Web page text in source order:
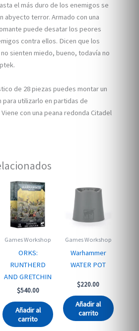
el más duro de los enemigos se
abyecto terror. Armado con una
puede desatar los peores
contra ellos. Dicen que los
sienten miedo, bueno, todavía no
de 28 piezas puedes montar un
para utilizarlo en partidas de
Viene con una peana redonda Citadel
Games Workshop
ORKS:
RUNTHERD
AND GRETCHIN
$540.00
Añadir al
carrito
Games Workshop
Warhammer
WATER POT
$220.00
Añadir al
carrito